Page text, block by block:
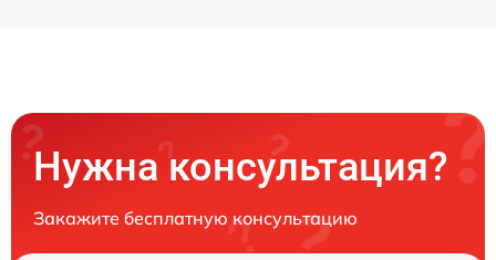
Нужна консультация?
Закажите бесплатную консультацию